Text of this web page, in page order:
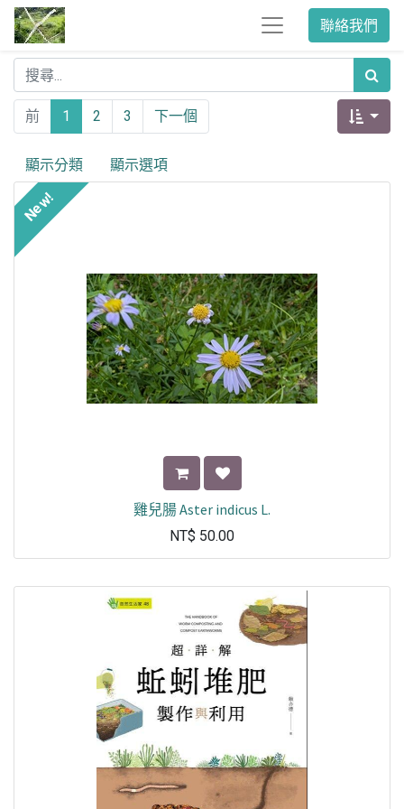
聯絡我們
前 1 2 3 下一個
顯示分類 顯示選項
雞兒腸 Aster indicus L.
NT$ 50.00
New!